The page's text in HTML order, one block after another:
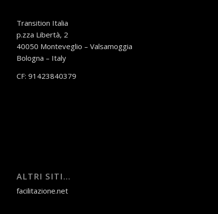
Transition Italia
p.zza Libertà, 2
40050 Monteveglio – Valsamoggia
Bologna – Italy
CF: 91423840379
ALTRI SITI…
facilitazione.net